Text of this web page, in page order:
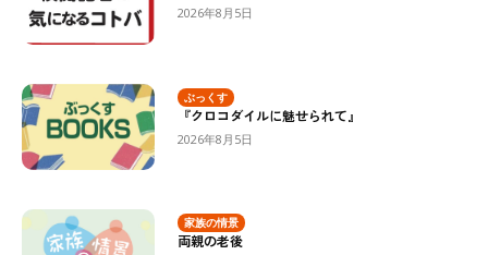
2026年8月5日
ぶっくす
『クロコダイルに魅せられて』
2026年8月5日
家族の情景
両親の老後